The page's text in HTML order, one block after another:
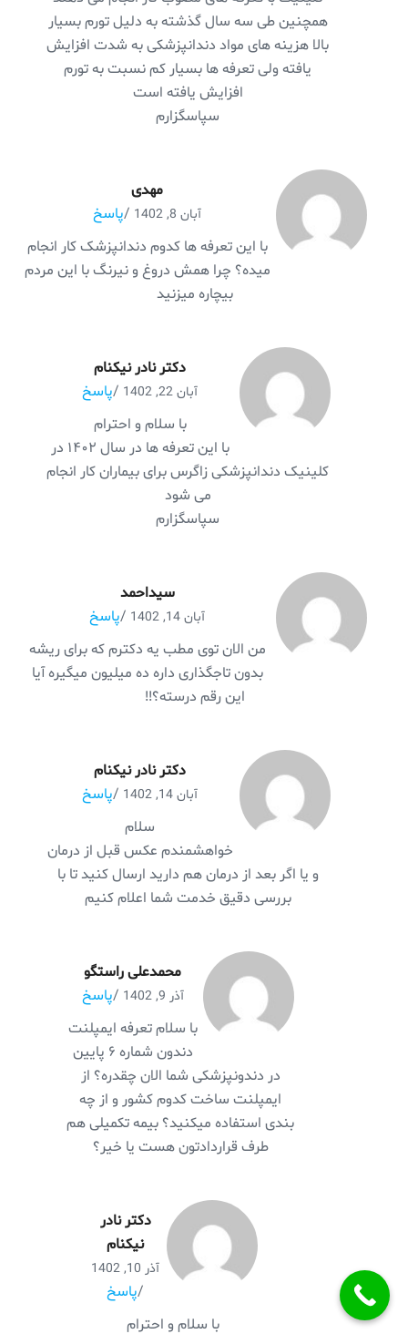
همچنین طی سه سال گذشته به دلیل تورم بسیار
بالا هزینه های مواد دندانپزشکی به شدت افزایش
یافته ولی تعرفه ها بسیار کم نسبت به تورم
افزایش یافته است
سپاسگزارم
مهدی
آبان 8, 1402 /پاسخ
با این تعرفه ها کدوم دندانپزشک کار انجام
میده؟ چرا همش دروغ و نیرنگ با این مردم
بیچاره میزنید
دکتر نادر نیکنام
آبان 22, 1402 /پاسخ
با سلام و احترام
با این تعرفه ها در سال ۱۴۰۲ در
کلینیک دندانپزشکی زاگرس برای بیماران کار انجام
می شود
سپاسگزارم
سیداحمد
آبان 14, 1402 /پاسخ
من الان توی مطب یه دکترم که برای ریشه
بدون تاجگذاری داره ده میلیون میگیره آیا
این رقم درسته؟!!
دکتر نادر نیکنام
آبان 14, 1402 /پاسخ
سلام
خواهشمندم عکس قبل از درمان
و یا اگر بعد از درمان هم دارید ارسال کنید تا با
بررسی دقیق خدمت شما اعلام کنیم
محمدعلی راستگو
آذر 9, 1402 /پاسخ
با سلام تعرفه ایمپلنت
دندون شماره ۶ پایین
در دندونپزشکی شما الان چقدره؟ از
ایمپلنت ساخت کدوم کشور و از چه
بندی استفاده میکنید؟ بیمه تکمیلی هم
طرف قراردادتون هست یا خیر؟
دکتر نادر
نیکنام
آذر 10, 1402
/پاسخ
با سلام و احترام